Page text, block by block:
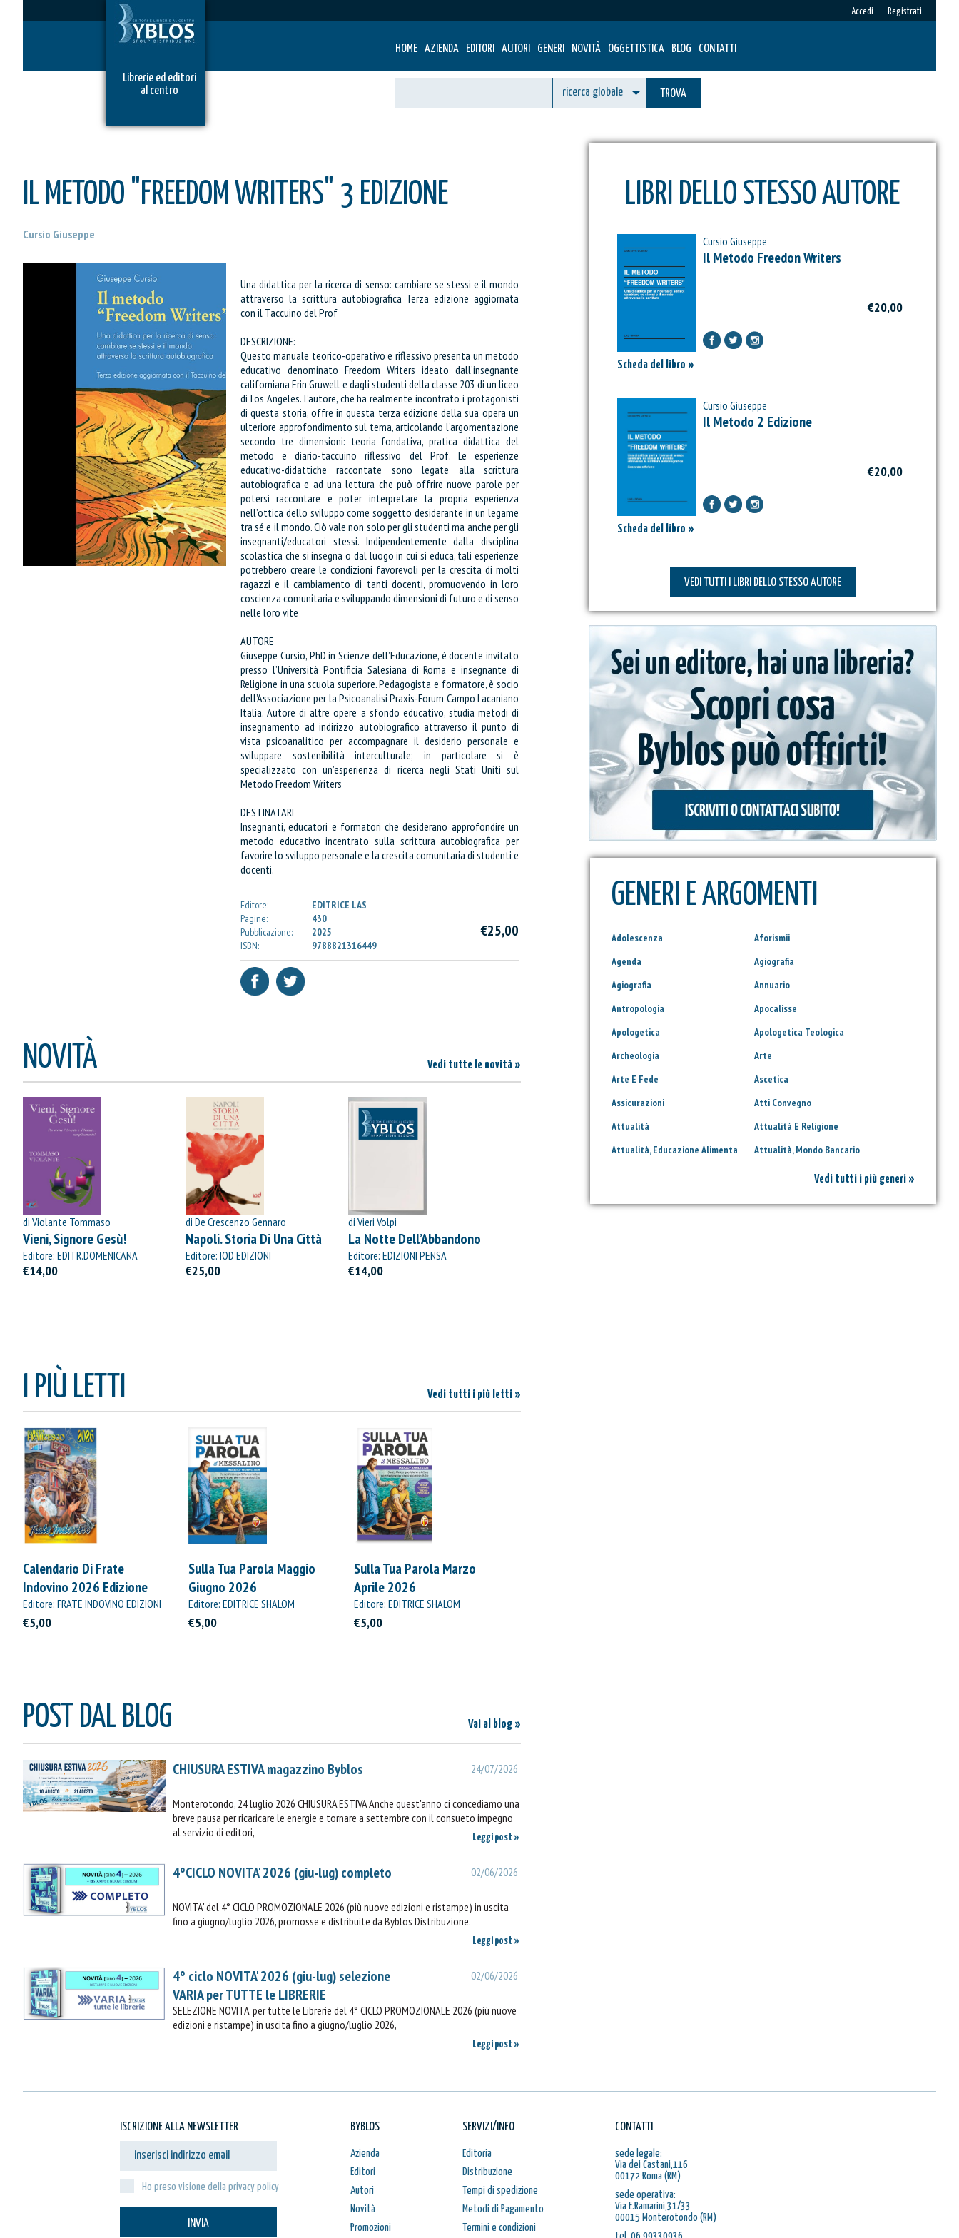
Registrati
Accedi
HOME AZIENDA EDITORI AUTORI GENERI NOVITÀ OGGETTISTICA BLOG CONTATTI
TROVA
Librerie ed editori
al centro
IL METODO "FREEDOM WRITERS" 3 EDIZIONE
Cursio Giuseppe
Una didattica per la ricerca di senso: cambiare se stessi e il mondo
attraverso la scrittura autobiografica Terza edizione aggiornata
con il Taccuino del Prof
DESCRIZIONE:
Questo manuale teorico-operativo e riflessivo presenta un metodo
educativo denominato Freedom Writers ideato dall’insegnante
californiana Erin Gruwell e dagli studenti della classe 203 di un liceo
di Los Angeles. L’autore, che ha realmente incontrato i protagonisti
di questa storia, offre in questa terza edizione della sua opera un
ulteriore approfondimento sul tema, articolando l’argomentazione
secondo tre dimensioni: teoria fondativa, pratica didattica del
metodo e diario-taccuino riflessivo del Prof. Le esperienze
educativo-didattiche raccontate sono legate alla scrittura
autobiografica e ad una lettura che può offrire nuove parole per
potersi raccontare e poter interpretare la propria esperienza
nell’ottica dello sviluppo come soggetto desiderante in un legame
tra sé e il mondo. Ciò vale non solo per gli studenti ma anche per gli
insegnanti/educatori stessi. Indipendentemente dalla disciplina
scolastica che si insegna o dal luogo in cui si educa, tali esperienze
potrebbero creare le condizioni favorevoli per la crescita di molti
ragazzi e il cambiamento di tanti docenti, promuovendo in loro
coscienza comunitaria e sviluppando dimensioni di futuro e di senso
nelle loro vite
AUTORE
Giuseppe Cursio, PhD in Scienze dell’Educazione, è docente invitato
presso l’Università Pontificia Salesiana di Roma e insegnante di
Religione in una scuola superiore. Pedagogista e formatore, è socio
dell’Associazione per la Psicoanalisi Praxis-Forum Campo Lacaniano
Italia. Autore di altre opere a sfondo educativo, studia metodi di
insegnamento ad indirizzo autobiografico attraverso il punto di
vista psicoanalitico per accompagnare il desiderio personale e
sviluppare sostenibilità interculturale; in particolare si è
specializzato con un’esperienza di ricerca negli Stati Uniti sul
Metodo Freedom Writers
DESTINATARI
Insegnanti, educatori e formatori che desiderano approfondire un
metodo educativo incentrato sulla scrittura autobiografica per
favorire lo sviluppo personale e la crescita comunitaria di studenti e
docenti.
Editore:
EDITRICE LAS
Pagine:
430
Pubblicazione:
2025
ISBN:
9788821316449
€25,00
NOVITÀ Vedi tutte le novità »
di Violante Tommaso
Vieni, Signore Gesù!
Editore: EDITR.DOMENICANA
ITALIANA
€14,00
di De Crescenzo Gennaro
Napoli. Storia Di Una Città
Editore: IOD EDIZIONI
€25,00
di Vieri Volpi
La Notte Dell’Abbandono
Editore: EDIZIONI PENSA
MULTIMEDIA
€14,00
I PIÙ LETTI Vedi tutti i più letti »
Calendario Di Frate
Indovino 2026 Edizione
Straordinaria
Editore: FRATE INDOVINO EDIZIONI
€5,00
Sulla Tua Parola Maggio
Giugno 2026
Editore: EDITRICE SHALOM
€5,00
Sulla Tua Parola Marzo
Aprile 2026
Editore: EDITRICE SHALOM
€5,00
POST DAL BLOG Vai al blog »
CHIUSURA ESTIVA magazzino Byblos 24/07/2026
Monterotondo, 24 luglio 2026 CHIUSURA ESTIVA Anche quest'anno ci concediamo una
breve pausa per ricaricare le energie e tornare a settembre con il consueto impegno
al servizio di editori,
Leggi post »
4°CICLO NOVITA' 2026 (giu-lug) completo 02/06/2026
NOVITA' del 4° CICLO PROMOZIONALE 2026 (più nuove edizioni e ristampe) in uscita
fino a giugno/luglio 2026, promosse e distribuite da Byblos Distribuzione.
Leggi post »
4° ciclo NOVITA' 2026 (giu-lug) selezione
VARIA per TUTTE le LIBRERIE
02/06/2026
SELEZIONE NOVITA' per tutte le Librerie del 4° CICLO PROMOZIONALE 2026 (più nuove
edizioni e ristampe) in uscita fino a giugno/luglio 2026,
Leggi post »
LIBRI DELLO STESSO AUTORE
Scheda del libro »
Cursio Giuseppe
Il Metodo Freedon Writers
€20,00
Scheda del libro »
Cursio Giuseppe
Il Metodo 2 Edizione
€20,00
VEDI TUTTI I LIBRI DELLO STESSO AUTORE
GENERI E ARGOMENTI
Adolescenza
Aforismii
Agenda
Agiografia
Agiografia
Annuario
Antropologia
Apocalisse
Apologetica
Apologetica Teologica
Archeologia
Arte
Arte E Fede
Ascetica
Assicurazioni
Atti Convegno
Attualità
Attualità E Religione
Attualità, Educazione Alimenta
Attualità, Mondo Bancario
Vedi tutti i più generi »
IL MIO CARRELLO
Codice:
Confezione dapezzi
Quantità: Prezzo:
CONTINUA GLI ACQUISTI
VAI AL CARRELLO
Attualmente il tuo carrello è vuoto.
ISCRIZIONE ALLA NEWSLETTER
Ho preso visione della privacy policy
INVIA
BYBLOS
Azienda
Editori
Autori
Novità
Promozioni
SERVIZI/INFO
Editoria
Distribuzione
Tempi di spedizione
Metodi di Pagamento
Termini e condizioni
CONTATTI
sede legale:
Via dei Castani,116
00172 Roma (RM)
sede operativa:
Via E.Ramarini,31/33
00015 Monterotondo (RM)